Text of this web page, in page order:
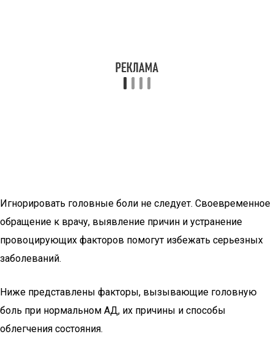
Игнорировать головные боли не следует. Своевременное
обращение к врачу, выявление причин и устранение
провоцирующих факторов помогут избежать серьезных
заболеваний.
Ниже представлены факторы, вызывающие головную
боль при нормальном АД, их причины и способы
облегчения состояния.